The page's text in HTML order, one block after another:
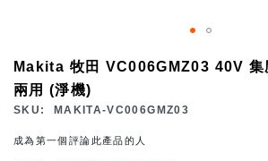
Makita 牧田 VC006GMZ03 40V 集
兩用 (淨機)
SKU MAKITA-VC006GMZ03
成為第一個評論此產品的人
the
of